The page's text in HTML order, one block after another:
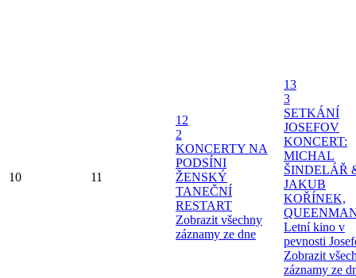
10 11
12
2
KONCERTY NA
PODSÍNI
ŽENSKÝ
TANEČNÍ
RESTART
Zobrazit všechny
záznamy ze dne
13
3
SETKÁNÍ
JOSEFOV
KONCERT:
MICHAL
ŠINDELÁŘ
JAKUB
KOŘÍNEK,
Letní kino v
pevnosti
Zobrazit
záznamy ze